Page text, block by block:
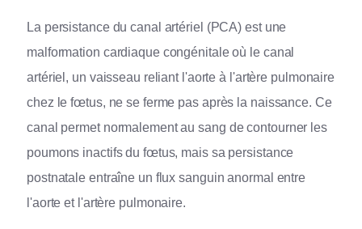
La persistance du canal artériel (PCA) est une
malformation cardiaque congénitale où le canal
artériel, un vaisseau reliant l'aorte à l'artère pulmonaire
chez le fœtus, ne se ferme pas après la naissance. Ce
canal permet normalement au sang de contourner les
poumons inactifs du fœtus, mais sa persistance
postnatale entraîne un flux sanguin anormal entre
l'aorte et l'artère pulmonaire.